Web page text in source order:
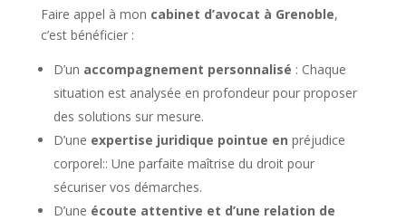
Faire appel à mon cabinet d’avocat à Grenoble,
c’est bénéficier :
D’un accompagnement personnalisé : Chaque
situation est analysée en profondeur pour proposer
des solutions sur mesure.
D’une expertise juridique pointue en préjudice
corporel:: Une parfaite maîtrise du droit pour
sécuriser vos démarches.
D’une écoute attentive et d’une relation de